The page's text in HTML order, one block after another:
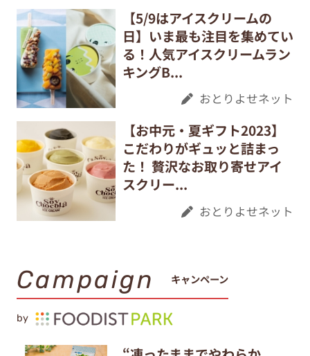
【5/9はアイスクリームの
日】いま最も注目を集めてい
る！人気アイスクリームラン
キングB...
おとりよせネット
【お中元・夏ギフト2023】
こだわりがギュッと詰まっ
た！ 贅沢なお取り寄せアイ
スクリー...
おとりよせネット
Campaign キャンペーン
by